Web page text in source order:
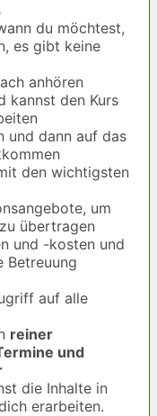
du möchtest,
es gibt keine
anhören
kannst den Kurs
und dann auf das
den wichtigsten
um
übertragen
und -kosten und
Betreuung
auf alle
reiner
und
die Inhalte in
erarbeiten.